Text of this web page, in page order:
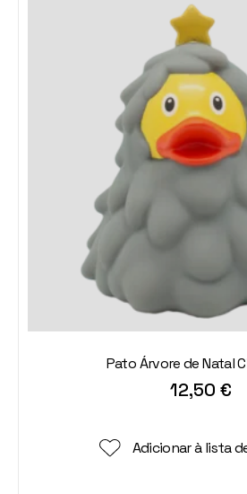
Pato Árvore de Natal
12,50 €
Adicionar à lista